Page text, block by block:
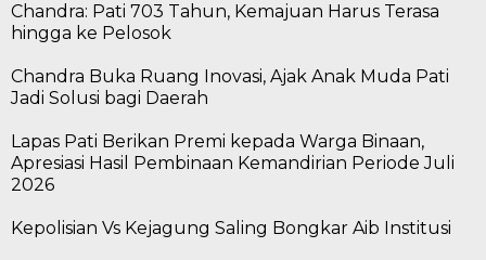
Chandra: Pati 703 Tahun, Kemajuan Harus Terasa
hingga ke Pelosok
Chandra Buka Ruang Inovasi, Ajak Anak Muda Pati
Jadi Solusi bagi Daerah
Lapas Pati Berikan Premi kepada Warga Binaan,
Apresiasi Hasil Pembinaan Kemandirian Periode Juli
2026
Kepolisian Vs Kejagung Saling Bongkar Aib Institusi